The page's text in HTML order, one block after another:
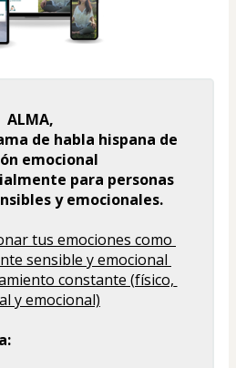
ALMA,
de habla hispana de
emocional
para personas
y emocionales.
tus emociones como
sensible y emocional
constante (físico,
y emocional)